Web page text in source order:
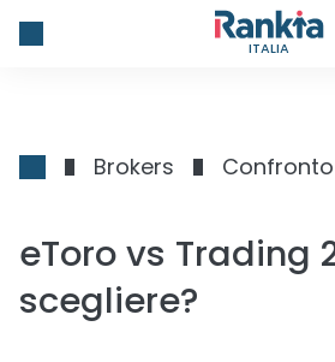
ITALIA
Brokers Confronto
eToro vs Trading
scegliere?